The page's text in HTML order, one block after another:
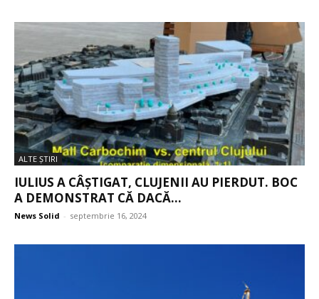
ALTE ŞTIRI
IULIUS A CÂȘTIGAT, CLUJENII AU PIERDUT. BOC
A DEMONSTRAT CĂ DACĂ...
News Solid - septembrie 16, 2024